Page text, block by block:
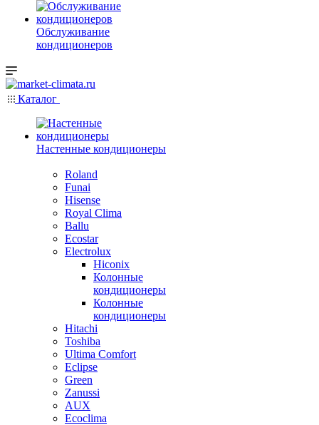
Обслуживание
кондиционеров
Каталог
Настенные кондиционеры
Roland
Funai
Hisense
Royal Clima
Ballu
Ecostar
Electrolux
Hiconix
Колонные
кондиционеры
Колонные
кондиционеры
Hitachi
Toshiba
Ultima Comfort
Eclipse
Green
Zanussi
AUX
Ecoclima